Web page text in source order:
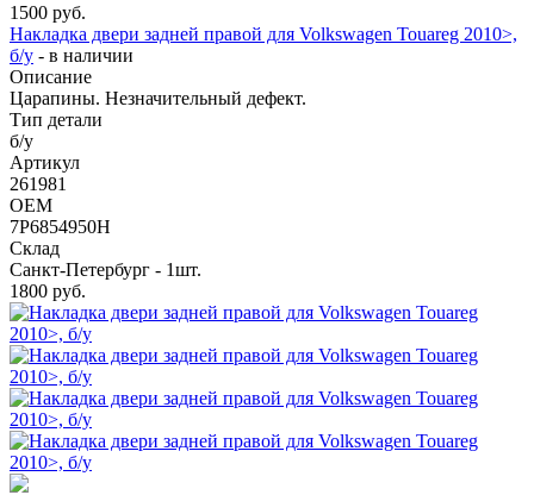
1500 руб.
Накладка двери задней правой для Volkswagen Touareg 2010>,
б/у - в наличии
Описание
Царапины. Незначительный дефект.
Тип детали
б/у
Артикул
261981
OEM
7P6854950H
Склад
Санкт-Петербург - 1шт.
1800 руб.